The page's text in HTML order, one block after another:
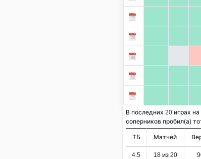
В последних 20 играх
соперников пробил(а)
ТБ Матчей
4.5 18 из 20